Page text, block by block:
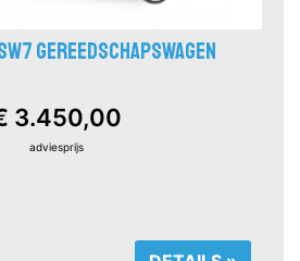
GEREEDSCHAPSWAGEN
3.450,00
adviesprijs